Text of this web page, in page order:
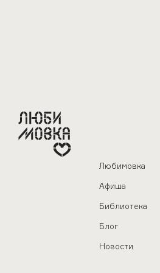
Любимовка
Афиша
Библиотека
Блог
Новости